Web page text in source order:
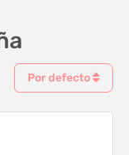
Por defecto